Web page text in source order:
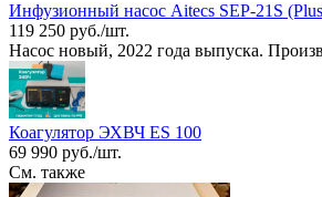
Инфузионный насос Aitecs SEP-21S
119 250 руб./шт.
Насос новый, 2022 года выпуска.
Коагулятор ЭХВЧ ES 100
69 990 руб./шт.
См. также